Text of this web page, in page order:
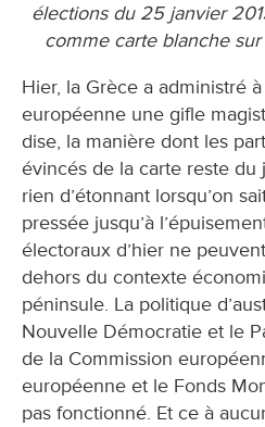
élections du 25 janvier
comme carte blanche
Hier, la Grèce a administré
européenne une gifle
dise, la manière dont les
évincés de la carte reste du
rien d’étonnant lorsqu’on
pressée jusqu’à
électoraux d’hier ne
dehors du contexte
péninsule. La politique
Nouvelle Démocratie et le
de la Commission
européenne et le Fonds
pas fonctionné. Et ce à